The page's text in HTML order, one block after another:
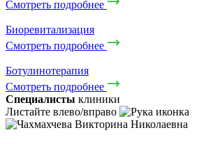
Смотреть подробнее
Биоревитализация
Смотреть подробнее
Ботулинотерапия
Смотреть подробнее
Специалисты клиники
Листайте влево/вправо